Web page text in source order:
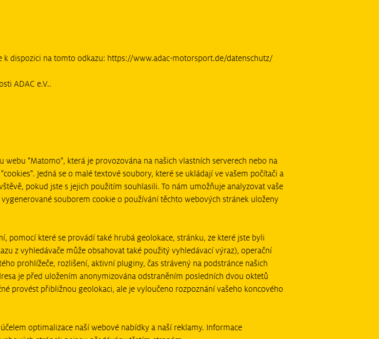
k dispozici na tomto odkazu: https://www.adac-motorsport.de/datenschutz/
ADAC e.V..
"Matomo", která je provozována na našich vlastních serverech nebo na
Jedná se o malé textové soubory, které se ukládají ve vašem počítači a
pokud jste s jejich použitím souhlasili. To nám umožňuje analyzovat vaše
souborem cookie o používání těchto webových stránek uloženy
pomocí které se provádí také hrubá geolokace, stránku, ze které jste byli
z vyhledávače může obsahovat také použitý vyhledávací výraz), operační
prohlížeče, rozlišení, aktivní pluginy, čas strávený na podstránce našich
je před uložením anonymizována odstraněním posledních dvou oktetů
provést přibližnou geolokaci, ale je vyloučeno rozpoznání vašeho koncového
optimalizace naší webové nabídky a naší reklamy. Informace